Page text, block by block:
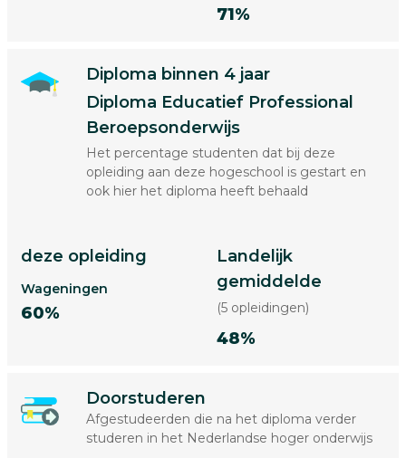
71%
Diploma binnen 4 jaar
Diploma Educatief Professional
Beroepsonderwijs
Het percentage studenten dat bij deze
opleiding aan deze hogeschool is gestart en
ook hier het diploma heeft behaald
deze opleiding
Wageningen
60%
Landelijk
gemiddelde
(5 opleidingen)
48%
Doorstuderen
Afgestudeerden die na het diploma verder
studeren in het Nederlandse hoger onderwijs